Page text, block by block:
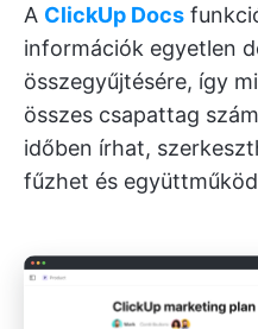
A ClickUp Docs
információk egyetlen
összegyűjtésére, így
összes csapattag
időben írhat,
fűzhet és